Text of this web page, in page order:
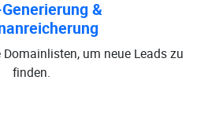
&
um neue Leads zu
finden.